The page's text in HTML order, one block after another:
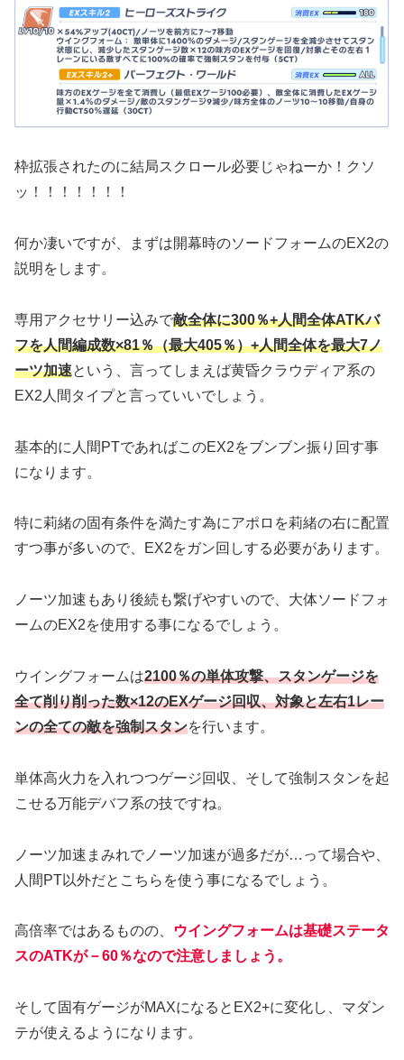
枠拡張されたのに結局スクロール必要じゃねーか！クソ
ッ！！！！！！！
何か凄いですが、まずは開幕時のソードフォームのEX2の
説明をします。
専用アクセサリー込みで敵全体に300％+人間全体ATKバ
フを人間編成数×81％（最大405％）+人間全体を最大7ノ
ーツ加速という、言ってしまえば黄昏クラウディア系の
EX2人間タイプと言っていいでしょう。
基本的に人間PTであればこのEX2をブンブン振り回す事
になります。
特に莉緒の固有条件を満たす為にアポロを莉緒の右に配置
すつ事が多いので、EX2をガン回しする必要があります。
ノーツ加速もあり後続も繋げやすいので、大体ソードフォ
ームのEX2を使用する事になるでしょう。
ウイングフォームは2100％の単体攻撃、スタンゲージを
全て削り削った数×12のEXゲージ回収、対象と左右1レー
ンの全ての敵を強制スタンを行います。
単体高火力を入れつつゲージ回収、そして強制スタンを起
こせる万能デバフ系の技ですね。
ノーツ加速まみれでノーツ加速が過多だが…って場合や、
人間PT以外だとこちらを使う事になるでしょう。
高倍率ではあるものの、
ウイングフォームは基礎ステータ
スのATKが－60％なので注意しましょう。
そして固有ゲージがMAXになるとEX2+に変化し、マダン
テが使えるようになります。